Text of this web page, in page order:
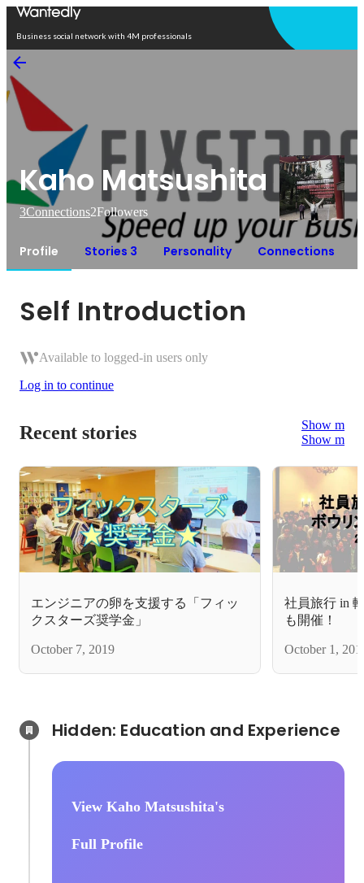
Business social network with 4M professionals
Kaho Matsushita
3Connections2Followers
Profile Stories 3 Personality Connections
Self Introduction
Available to logged-in users only
Log in to continue
Recent stories
Show more
Show more
エンジニアの卵を支援する「フィッ
クスターズ奨学金」
October 7, 2019
社員旅行 in
も開催！
October 1,
View Kaho Matsushita's
Full Profile